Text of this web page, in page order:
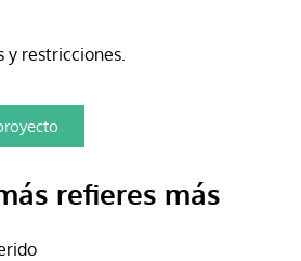
y restricciones.
refieres más